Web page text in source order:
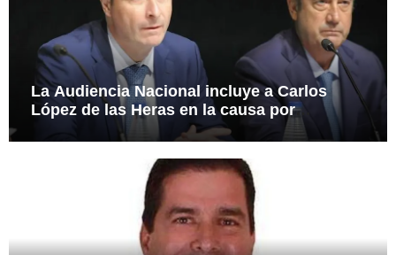
La Audiencia Nacional incluye a Carlos
López de las Heras en la causa por
presuntas irregularidades en el rescate de
112,8 millones a Tubos Reunidos